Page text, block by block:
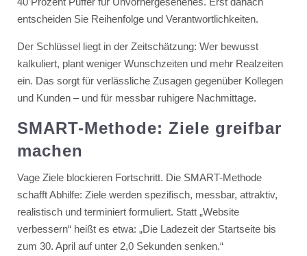
entscheiden Sie Reihenfolge und Verantwortlichkeiten.
Der Schlüssel liegt in der Zeitschätzung: Wer bewusst
kalkuliert, plant weniger Wunschzeiten und mehr Realzeiten
ein. Das sorgt für verlässliche Zusagen gegenüber Kollegen
und Kunden – und für messbar ruhigere Nachmittage.
SMART-Methode: Ziele greifbar
machen
Vage Ziele blockieren Fortschritt. Die SMART-Methode
schafft Abhilfe: Ziele werden spezifisch, messbar, attraktiv,
realistisch und terminiert formuliert. Statt „Website
verbessern“ heißt es etwa: „Die Ladezeit der Startseite bis
zum 30. April auf unter 2,0 Sekunden senken.“